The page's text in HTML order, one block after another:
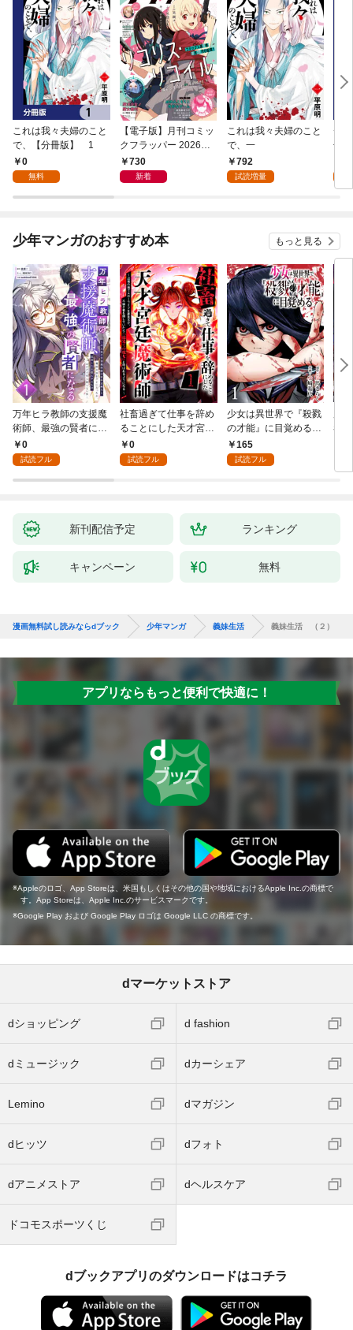
これは我々夫婦のこと
で、【分冊版】 1
0
無料
【電子版】月刊コミッ
クフラッパー 2026年9
月号730
新着
これは我々夫婦のこと
で、一
792
試読増量
チ
冊
少年マンガのおすすめ本 もっと見る
万年ヒラ教師の支援魔
術師、最強の賢者にな
る～不人気の支援魔術
師は給料泥棒だと魔術
が、出世した元教え子
0
試読フル
社畜過ぎて仕事を辞め
ることにした天才宮廷
魔術師～辺境の地でス
ローライフを夢見る
0
試読フル
少女は異世界で『殺戮
の才能』に目覚める
(話売り) #1
165
試読フル
者
新刊配信予定 ランキング
キャンペーン 無料
漫画無料試し読みならdブック 少年マンガ 義妹生活 義妹生活 （２）
アプリならもっと便利で快適に！
Appleのロゴ、App Storeは、米国もしくはその他の国や地域におけるApple Inc.の商標で
す。App Storeは、Apple Inc.のサービスマークです。
Google Play および Google Play ロゴは Google LLC の商標です。
dマーケットストア
dショッピング d fashion
dミュージック dカーシェア
Lemino dマガジン
dヒッツ dフォト
dアニメストア dヘルスケア
ドコモスポーツくじ
dブックアプリのダウンロードはコチラ